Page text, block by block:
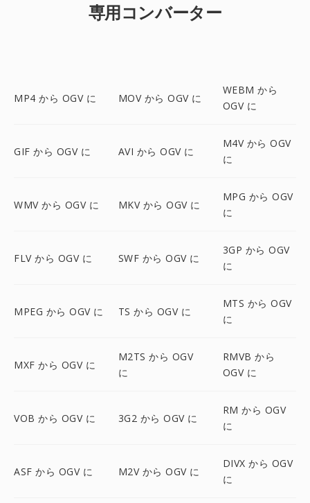
専用コンバーター
MP4 から OGV に MOV から OGV に
WEBM から
OGV に
GIF から OGV に AVI から OGV に
M4V から OGV
に
WMV から OGV に MKV から OGV に
MPG から OGV
に
FLV から OGV に SWF から OGV に
3GP から OGV
に
MPEG から OGV に TS から OGV に
MTS から OGV
に
MXF から OGV に
M2TS から OGV
に
RMVB から
OGV に
VOB から OGV に 3G2 から OGV に
RM から OGV
に
ASF から OGV に M2V から OGV に
DIVX から OGV
に